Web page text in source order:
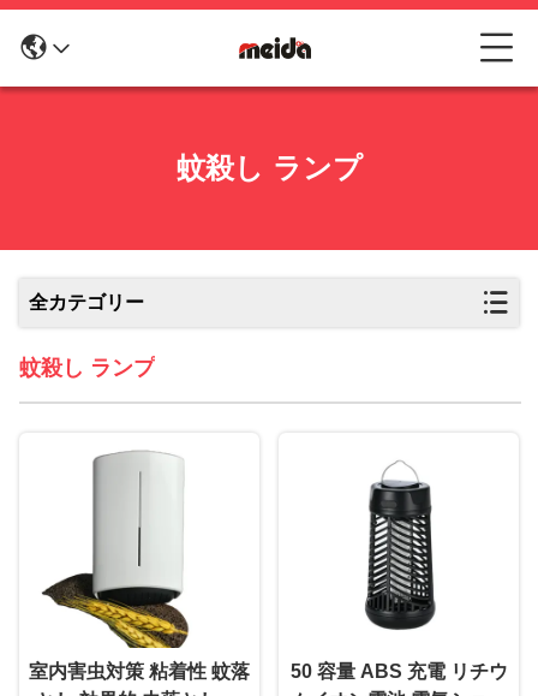
蚊殺し ランプ
全カテゴリー
蚊殺し ランプ
室内害虫対策 粘着性 蚊落
50 容量 ABS 充電 リチウ